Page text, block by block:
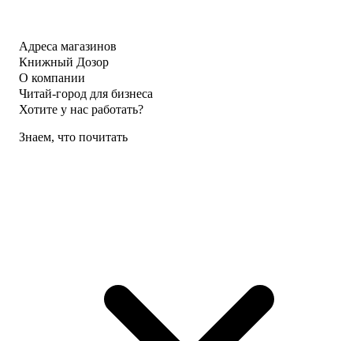
Адреса магазинов
Книжный Дозор
О компании
Читай-город для бизнеса
Хотите у нас работать?
Знаем, что почитать